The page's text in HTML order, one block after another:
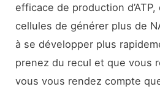
efficace de production
cellules de générer plus de
à se développer plus
prenez du recul et que vous
vous vous rendez compte